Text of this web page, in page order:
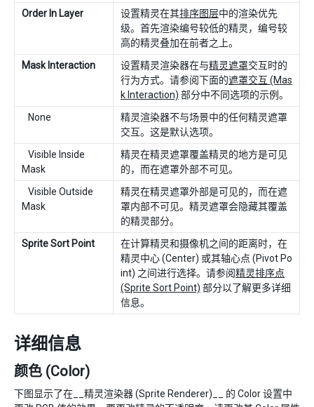
Order In Layer
设置精灵在其排序图层中的渲染优先
级。首先渲染编号较低的精灵，编号较
高的精灵叠加在前者之上。
Mask Interaction
设置精灵渲染器在与精灵遮罩交互时的
行为方式。请参阅下面的遮罩交互 (Mas
k Interaction) 部分中不同选项的示例。
None
精灵渲染器不与场景中的任何精灵遮罩
交互。这是默认选项。
Visible Inside
Mask
精灵在精灵遮罩覆盖精灵的地方是可见
的，而在遮罩外部不可见。
Visible Outside
Mask
精灵在精灵遮罩外部是可见的，而在遮
罩内部不可见。精灵遮罩会隐藏其覆盖
的精灵部分。
Sprite Sort Point
在计算精灵和摄像机之间的距离时，在
精灵中心 (Center) 或其轴心点 (Pivot Po
int) 之间进行选择。请参阅精灵排序点
(Sprite Sort Point) 部分以了解更多详细
信息。
详细信息
颜色 (Color)
下图显示了在__精灵渲染器 (Sprite Renderer)__ 的 Color 设置中